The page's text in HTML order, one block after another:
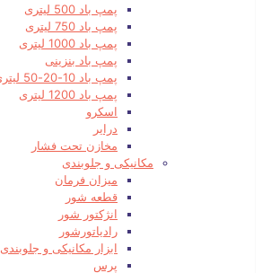
پمپ باد 500 لیتری
پمپ باد 750 لیتری
پمپ باد 1000 لیتری
پمپ باد بنزینی
پمپ باد 10-20-50 لیتری
پمپ باد 1200 لیتری
اسکرو
درایر
مخازن تحت فشار
مکانیکی و جلوبندی
میزان فرمان
قطعه شور
انژکتور شور
رادیاتورشور
ابزار مکانیکی و جلوبندی
پرس